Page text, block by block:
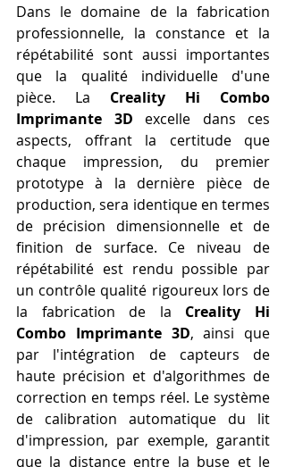
Dans le domaine de la fabrication
professionnelle, la constance et la
répétabilité sont aussi importantes
que la qualité individuelle d'une
pièce. La Creality Hi Combo
Imprimante 3D excelle dans ces
aspects, offrant la certitude que
chaque impression, du premier
prototype à la dernière pièce de
production, sera identique en termes
de précision dimensionnelle et de
finition de surface. Ce niveau de
répétabilité est rendu possible par
un contrôle qualité rigoureux lors de
la fabrication de la Creality Hi
Combo Imprimante 3D, ainsi que
par l'intégration de capteurs de
haute précision et d'algorithmes de
correction en temps réel. Le système
de calibration automatique du lit
d'impression, par exemple, garantit
que la distance entre la buse et le